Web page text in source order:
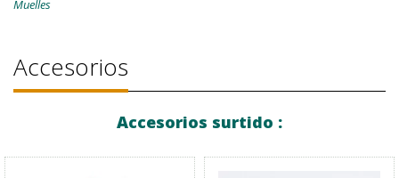
Muelles
Accesorios
Accesorios surtido :